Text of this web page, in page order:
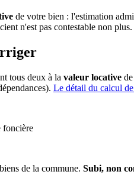
de votre bien : l'estimation
n'est pas contestable non plus.
tous deux à la valeur locative
Le détail du calcul
foncière
de la commune. Subi, non